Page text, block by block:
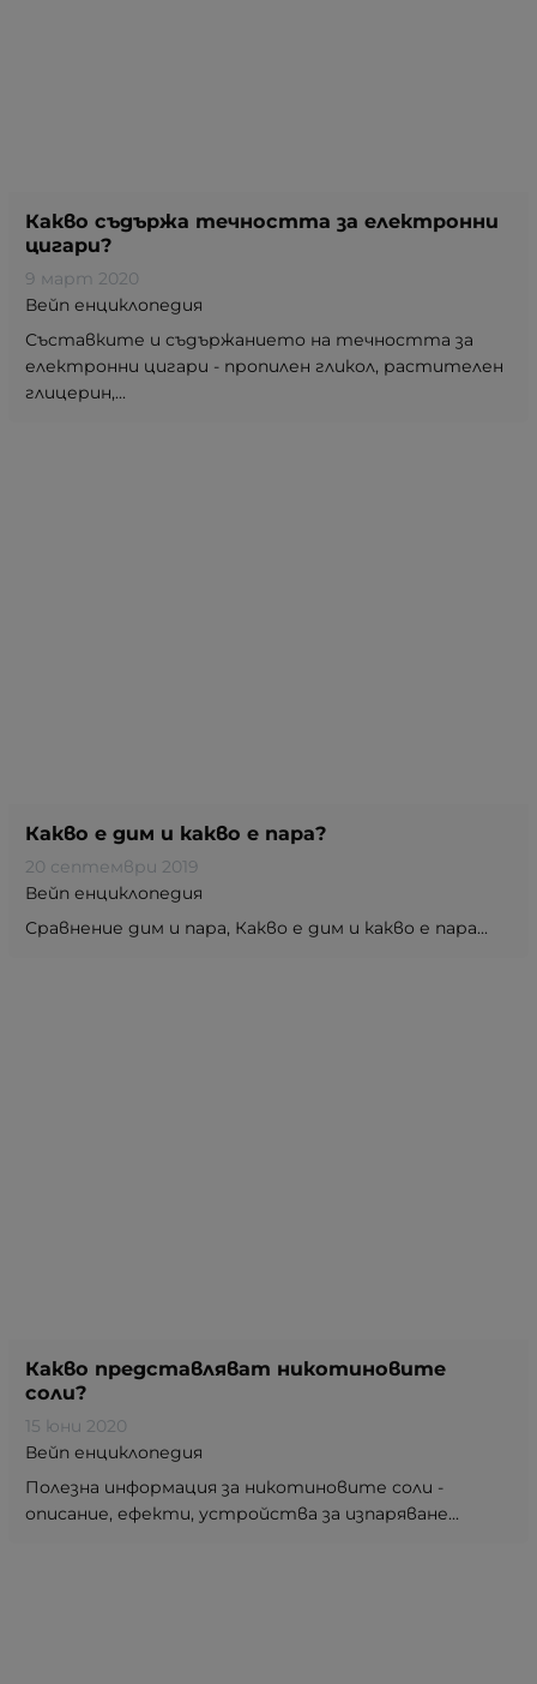
Какво съдържа течността за електронни
цигари?
9 март 2020
Вейп енциклопедия
Съставките и съдържанието на течността за
електронни цигари - пропилен гликол, растителен
глицерин,...
Какво е дим и какво е пара?
20 септември 2019
Вейп енциклопедия
Сравнение дим и пара, Какво е дим и какво е пара...
Какво представляват никотиновите
соли?
15 юни 2020
Вейп енциклопедия
Полезна информация за никотиновите соли -
описание, ефекти, устройства за изпаряване...